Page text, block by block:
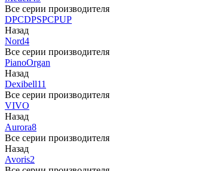
Все серии производителя
DPCDPSPCPUP
Назад
Nord4
Все серии производителя
PianoOrgan
Назад
Dexibell11
Все серии производителя
VIVO
Назад
Aurora8
Все серии производителя
Назад
Avoris2